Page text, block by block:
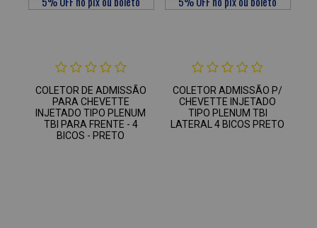
COLETOR DE ADMISSÃO
PARA CHEVETTE
INJETADO TIPO PLENUM
TBI PARA FRENTE - 4
BICOS - PRETO
COLETOR ADMISSÃO P/
CHEVETTE INJETADO
TIPO PLENUM TBI
LATERAL 4 BICOS PRETO